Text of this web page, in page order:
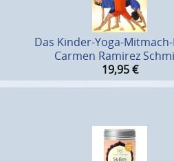
Das Kinder-Yoga-
Carmen Ramirez
19,95 €